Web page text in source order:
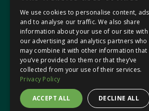
Hyrwyddwyd gan Heledd Fychan, 2
Pontypridd, CF37 1QJ.
Telir costau'r wefan hon o arian
Gomisiwn y Senedd. Gall dolenni a
hon arwain at wefannau allanol nad
cynnal na'u hariannu gan Gomisiwn y
o'r Senedd. Nid yw'r Comisiwn y
Senedd yn gyfrifol am gynnwys
mewnosodedig na gwefannau
cysylltu yma.
We use cookies to personalise content, ads
and to analyse our traffic. We also share
information about your use of our site with
our advertising and analytics partners who
may combine it with other information that
you’ve provided to them or that they’ve
collected from your use of their services.
Privacy Policy
ACCEPT ALL DECLINE ALL